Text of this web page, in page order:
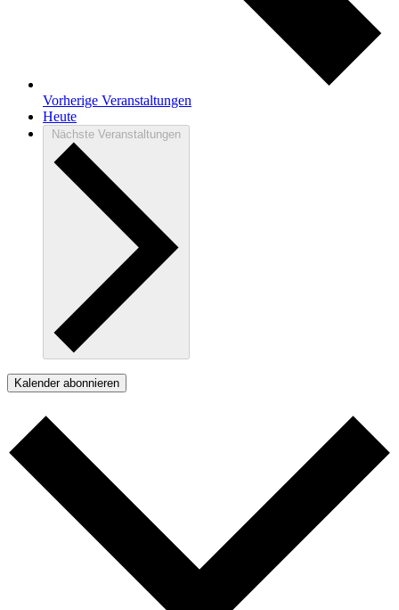
Vorherige Veranstaltungen
Heute
Nächste Veranstaltungen
Kalender abonnieren